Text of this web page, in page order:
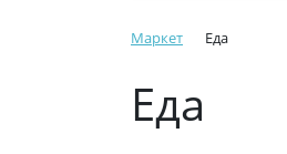
Маркет Еда
Еда